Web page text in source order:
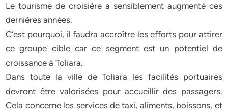
Le tourisme de croisière a sensiblement augmenté ces
dernières années.
C’est pourquoi, il faudra accroître les efforts pour attirer
ce groupe cible car ce segment est un potentiel de
croissance à Toliara.
Dans toute la ville de Toliara les facilités portuaires
devront être valorisées pour accueillir des passagers.
Cela concerne les services de taxi, aliments, boissons, et